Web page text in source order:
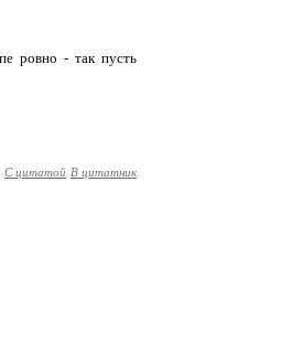
ровно - так пусть
С цитатой В цитатник